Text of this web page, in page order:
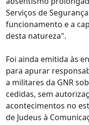
Serviços de
funcionamento e a
desta natureza".
Foi ainda emitida às
para apurar
a militares da GNR
cedidas, sem
acontecimentos no
de Judeus à